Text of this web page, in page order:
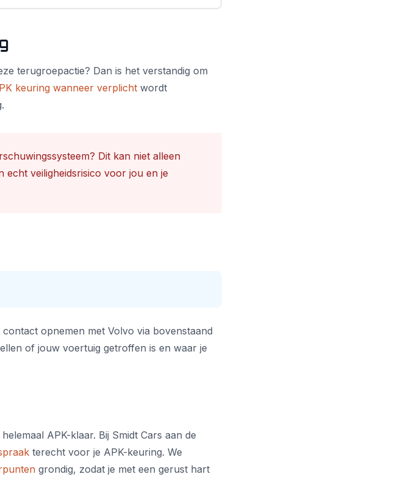
terugroepactie? Dan is het verstandig om
keuring wanneer verplicht wordt
Dit kan niet alleen
veiligheidsrisico voor jou en je
opnemen met Volvo via bovenstaand
of jouw voertuig getroffen is en waar je
APK-klaar. Bij Smidt Cars aan de
terecht voor je APK-keuring. We
grondig, zodat je met een gerust hart